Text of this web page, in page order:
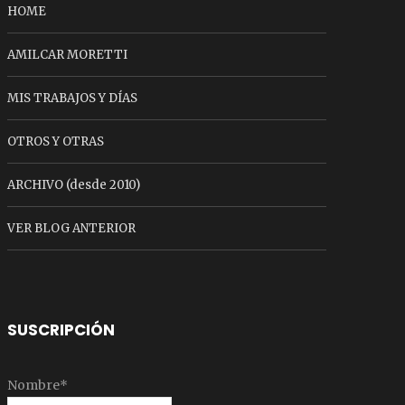
HOME
AMILCAR MORETTI
MIS TRABAJOS Y DÍAS
OTROS Y OTRAS
ARCHIVO (desde 2010)
VER BLOG ANTERIOR
SUSCRIPCIÓN
Nombre*